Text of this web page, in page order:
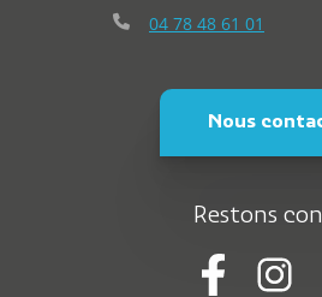
04 78 48 61 01
Nous
Restons